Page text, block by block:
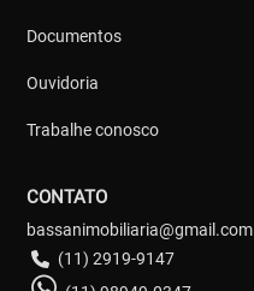
Documentos
Ouvidoria
Trabalhe conosco
CONTATO
bassanimobiliaria@gmail.com
(11) 2919-9147